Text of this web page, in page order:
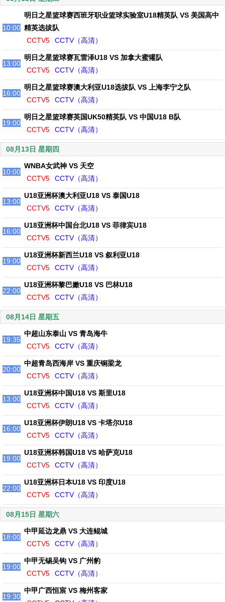
10:00
明日之星篮球赛西班牙职业篮球实验室U18精英队 VS 美国高中
精英选拔队
CCTV5
CCTV（高清）
13:00
明日之星篮球赛瓦雷泽U18 VS 加拿大蜜獾队
CCTV5
CCTV（高清）
16:00
明日之星篮球赛澳大利亚U18选拔队 VS 上海李宁之队
CCTV5
CCTV（高清）
19:00
明日之星篮球赛英国UK50精英队 VS 中国U18 B队
CCTV5
CCTV（高清）
08月13日 星期四
10:00
WNBA女武神 VS 天空
CCTV5
CCTV（高清）
13:00
U18亚洲杯澳大利亚U18 VS 泰国U18
CCTV5
CCTV（高清）
16:00
U18亚洲杯中国台北U18 VS 菲律宾U18
CCTV5
CCTV（高清）
19:00
U18亚洲杯新西兰U18 VS 叙利亚U18
CCTV5
CCTV（高清）
22:00
U18亚洲杯黎巴嫩U18 VS 巴林U18
CCTV5
CCTV（高清）
08月14日 星期五
19:35
中超山东泰山 VS 青岛海牛
CCTV5
CCTV（高清）
20:00
中超青岛西海岸 VS 重庆铜梁龙
CCTV5
CCTV（高清）
13:00
U18亚洲杯中国U18 VS 斯里U18
CCTV5
CCTV（高清）
16:00
U18亚洲杯伊朗U18 VS 卡塔尔U18
CCTV5
CCTV（高清）
19:00
U18亚洲杯韩国U18 VS 哈萨克U18
CCTV5
CCTV（高清）
22:00
U18亚洲杯日本U18 VS 印度U18
CCTV5
CCTV（高清）
08月15日 星期六
18:00
中甲延边龙鼎 VS 大连鲲城
CCTV5
CCTV（高清）
19:00
中甲无锡吴钩 VS 广州豹
CCTV5
CCTV（高清）
19:30
中甲广西恒宸 VS 梅州客家